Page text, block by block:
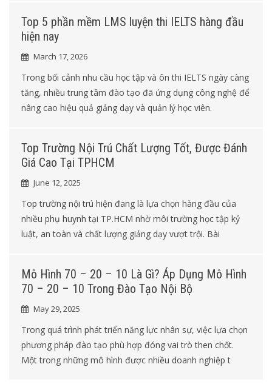
Top 5 phần mềm LMS luyện thi IELTS hàng đầu
hiện nay
March 17, 2026
Trong bối cảnh nhu cầu học tập và ôn thi IELTS ngày càng
tăng, nhiều trung tâm đào tạo đã ứng dụng công nghệ để
nâng cao hiệu quả giảng dạy và quản lý học viên.
Top Trường Nội Trú Chất Lượng Tốt, Được Đánh
Giá Cao Tại TPHCM
June 12, 2025
Top trường nội trú hiện đang là lựa chọn hàng đầu của
nhiều phụ huynh tại TP.HCM nhờ môi trường học tập kỷ
luật, an toàn và chất lượng giảng dạy vượt trội. Bài
Mô Hình 70 – 20 – 10 Là Gì? Áp Dụng Mô Hình
70 – 20 – 10 Trong Đào Tạo Nội Bộ
May 29, 2025
Trong quá trình phát triển năng lực nhân sự, việc lựa chọn
phương pháp đào tạo phù hợp đóng vai trò then chốt.
Một trong những mô hình được nhiều doanh nghiệp t